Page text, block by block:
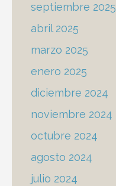
septiembre 2025
abril 2025
marzo 2025
enero 2025
diciembre 2024
noviembre 2024
octubre 2024
agosto 2024
julio 2024